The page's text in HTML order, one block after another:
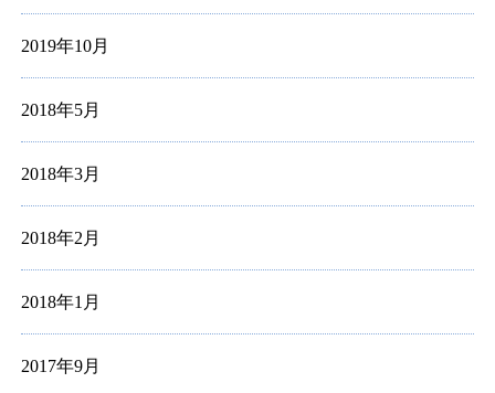
2019年10月
2018年5月
2018年3月
2018年2月
2018年1月
2017年9月